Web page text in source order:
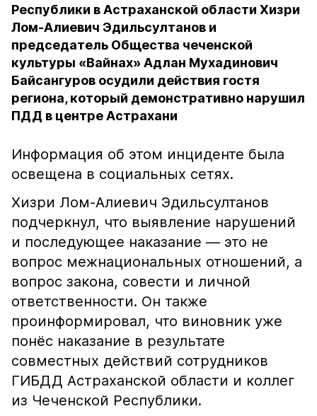
Республики в Астраханской области Хизри
Лом-Алиевич Эдильсултанов и
председатель Общества чеченской
культуры «Вайнах» Адлан Мухадинович
Байсангуров осудили действия гостя
региона, который демонстративно нарушил
ПДД в центре Астрахани
Информация об этом инциденте была
освещена в социальных сетях.
Хизри Лом-Алиевич Эдильсултанов
подчеркнул, что выявление нарушений
и последующее наказание — это не
вопрос межнациональных отношений, а
вопрос закона, совести и личной
ответственности. Он также
проинформировал, что виновник уже
понёс наказание в результате
совместных действий сотрудников
ГИБДД Астраханской области и коллег
из Чеченской Республики.